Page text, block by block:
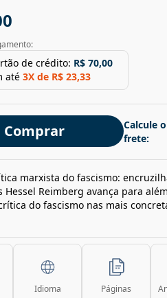
de crédito: R$ 70,00
até 3X de R$ 23,33
Comprar
Calcule
frete:
marxista do fascismo:
Hessel Reimberg avança para
do fascismo nas mais
Idioma Páginas